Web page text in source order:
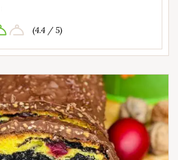
(4.4 / 5)